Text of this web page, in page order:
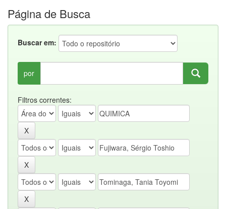
Página de Busca
Buscar em:
por
Filtros correntes: